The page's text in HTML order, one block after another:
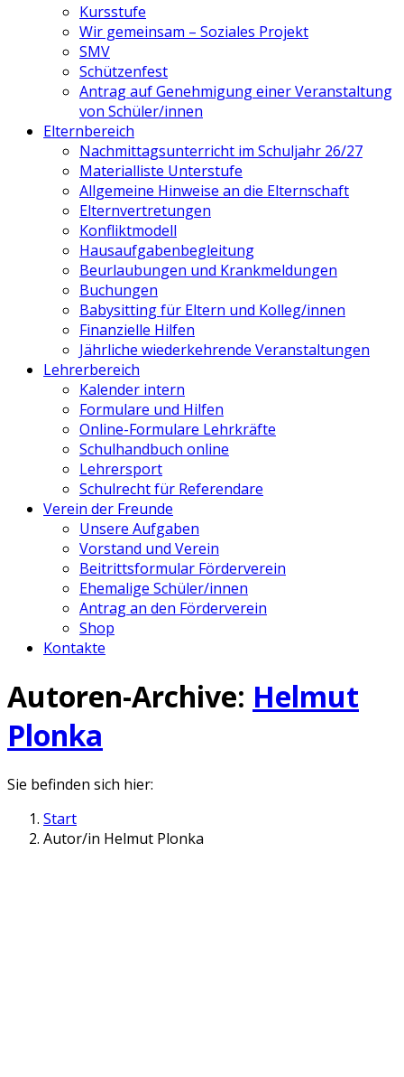
Kursstufe
Wir gemeinsam – Soziales Projekt
SMV
Schützenfest
Antrag auf Genehmigung einer Veranstaltung
von Schüler/innen
Elternbereich
Nachmittagsunterricht im Schuljahr 26/27
Materialliste Unterstufe
Allgemeine Hinweise an die Elternschaft
Elternvertretungen
Konfliktmodell
Hausaufgabenbegleitung
Beurlaubungen und Krankmeldungen
Buchungen
Babysitting für Eltern und Kolleg/innen
Finanzielle Hilfen
Jährliche wiederkehrende Veranstaltungen
Lehrerbereich
Kalender intern
Formulare und Hilfen
Online-Formulare Lehrkräfte
Schulhandbuch online
Lehrersport
Schulrecht für Referendare
Verein der Freunde
Unsere Aufgaben
Vorstand und Verein
Beitrittsformular Förderverein
Ehemalige Schüler/innen
Antrag an den Förderverein
Shop
Kontakte
Autoren-Archive: Helmut
Plonka
Sie befinden sich hier:
Start
Autor/in Helmut Plonka